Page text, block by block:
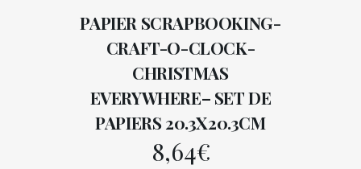
PAPIER SCRAPBOOKING-
CRAFT-O-CLOCK-
CHRISTMAS
EVERYWHERE– SET DE
PAPIERS 20.3X20.3CM
8,64€